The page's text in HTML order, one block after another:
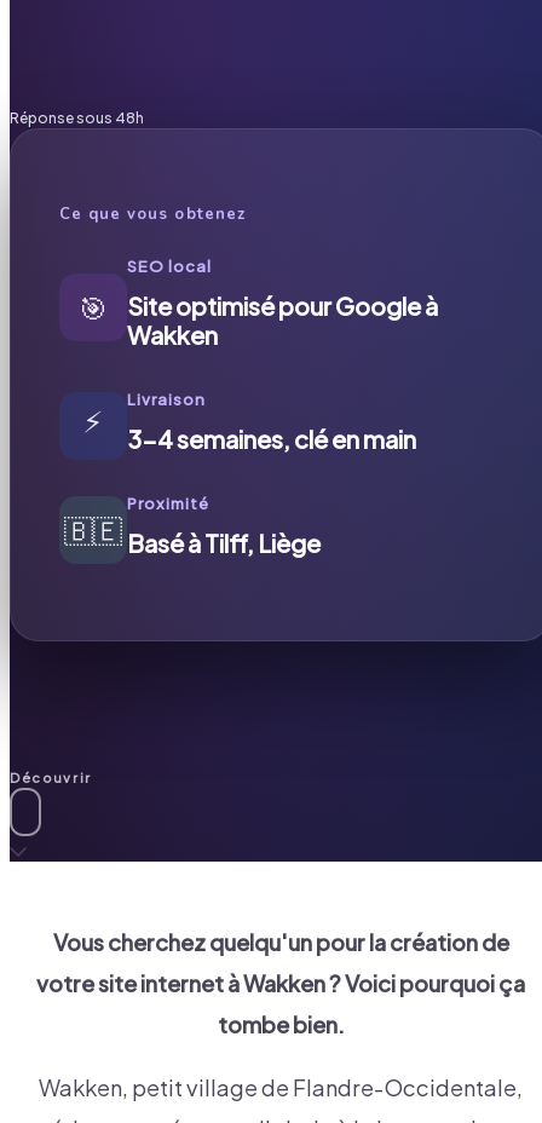
Réponse sous 48h
Ce que vous obtenez
🎯
SEO local
Site optimisé pour Google à
Wakken
⚡
Livraison
3-4 semaines, clé en main
🇧🇪
Proximité
Basé à Tilff, Liège
Découvrir
Vous cherchez quelqu'un pour la création de
votre site internet àWakken? Voici pourquoi ça
tombe bien.
Wakken, petit village de Flandre-Occidentale,